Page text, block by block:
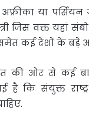
या पर्सियन
जिस वक्त यहां
कई देशों के बड़े
की ओर से कई
कि संयुक्त राष्ट्र